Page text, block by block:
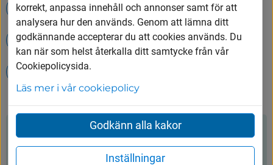
Öppettider på Tumbergs ÅVC
Våra utbildningar Jobba hos oss
Simhall - Badet
Kontakt
korrekt, anpassa innehåll och annonser samt för att
analysera hur den används. Genom att lämna ditt
godkännande accepterar du att cookies används. Du
kan när som helst återkalla ditt samtycke från vår
Cookiepolicysida.
Läs mer i vår cookiepolicy
Godkänn alla kakor
Inställningar